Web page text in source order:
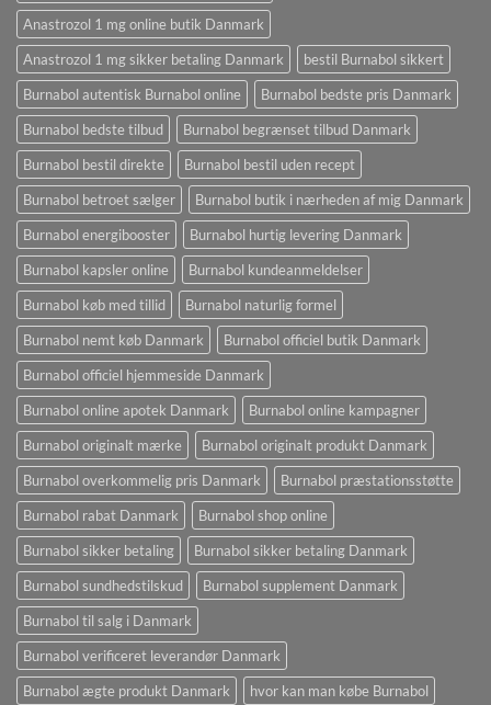
Anastrozol 1 mg online butik Danmark
Anastrozol 1 mg sikker betaling Danmark
bestil Burnabol sikkert
Burnabol autentisk Burnabol online
Burnabol bedste pris Danmark
Burnabol bedste tilbud
Burnabol begrænset tilbud Danmark
Burnabol bestil direkte
Burnabol bestil uden recept
Burnabol betroet sælger
Burnabol butik i nærheden af ​​mig Danmark
Burnabol energibooster
Burnabol hurtig levering Danmark
Burnabol kapsler online
Burnabol kundeanmeldelser
Burnabol køb med tillid
Burnabol naturlig formel
Burnabol nemt køb Danmark
Burnabol officiel butik Danmark
Burnabol officiel hjemmeside Danmark
Burnabol online apotek Danmark
Burnabol online kampagner
Burnabol originalt mærke
Burnabol originalt produkt Danmark
Burnabol overkommelig pris Danmark
Burnabol præstationsstøtte
Burnabol rabat Danmark
Burnabol shop online
Burnabol sikker betaling
Burnabol sikker betaling Danmark
Burnabol sundhedstilskud
Burnabol supplement Danmark
Burnabol til salg i Danmark
Burnabol verificeret leverandør Danmark
Burnabol ægte produkt Danmark
hvor kan man købe Burnabol